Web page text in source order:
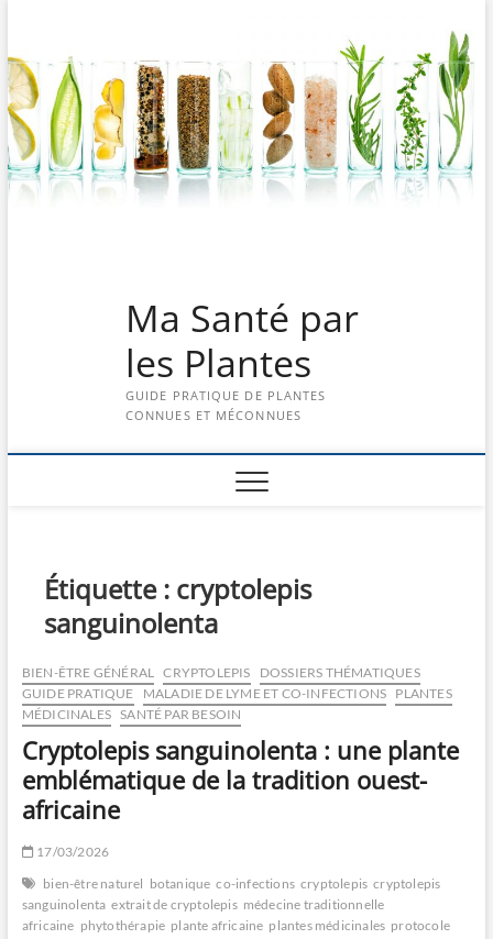
content
Ma Santé par
les Plantes
GUIDE PRATIQUE DE PLANTES
CONNUES ET MÉCONNUES
Étiquette : cryptolepis
sanguinolenta
BIEN-ÊTRE GÉNÉRAL CRYPTOLEPIS
DOSSIERS THÉMATIQUES
GUIDE PRATIQUE
MALADIE DE LYME ET CO-INFECTIONS PLANTES
MÉDICINALES SANTÉ PAR BESOIN
Cryptolepis sanguinolenta : une plante
emblématique de la tradition ouest-
africaine
17/03/2026
bien-être naturel botanique co-infections cryptolepis cryptolepis
sanguinolenta extrait de cryptolepis médecine traditionnelle
africaine phytothérapie plante africaine plantes médicinales protocole